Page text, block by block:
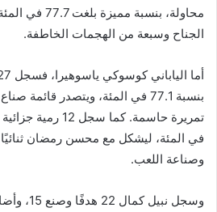
الجناح وسبعة من الهجمات الخاطفة.
في المئة، ليشكل مع محسن رمضان
وصناعة اللعب.